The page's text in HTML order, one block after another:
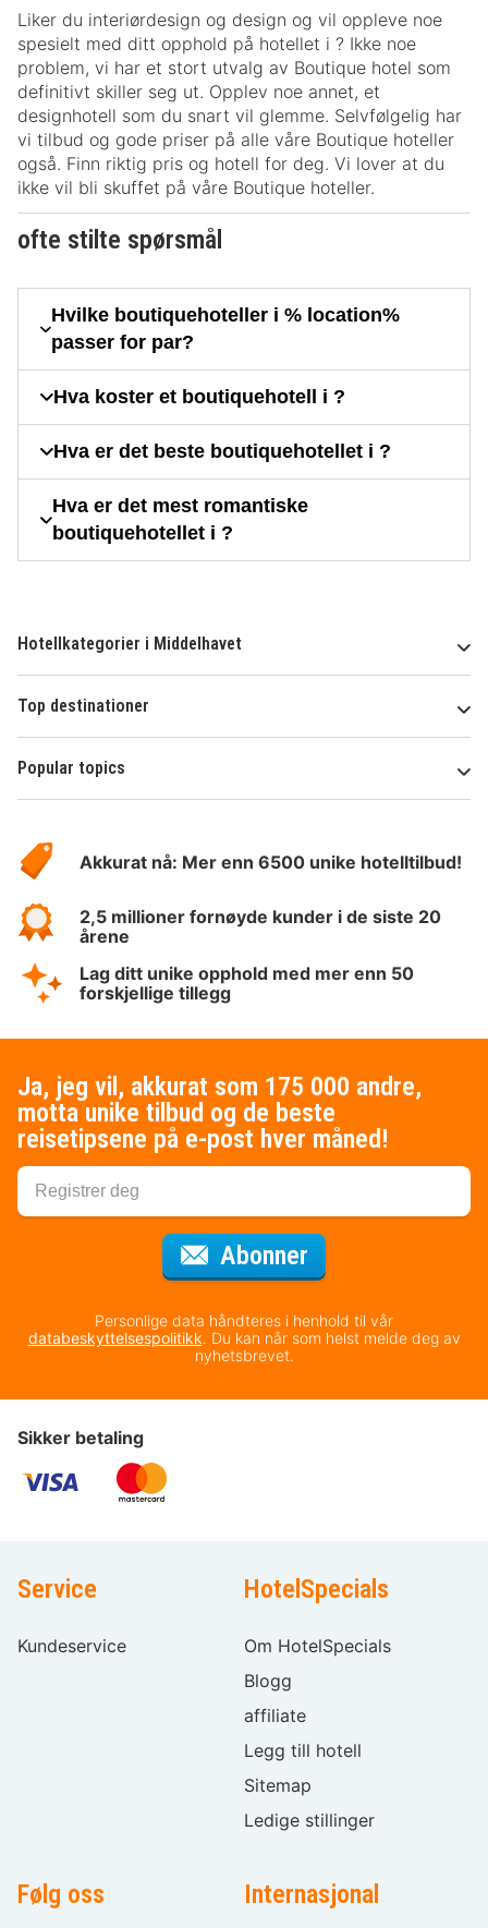
Liker du interiørdesign og design og vil oppleve noe
spesielt med ditt opphold på hotellet i ? Ikke noe
problem, vi har et stort utvalg av Boutique hotel som
definitivt skiller seg ut. Opplev noe annet, et
designhotell som du snart vil glemme. Selvfølgelig har
vi tilbud og gode priser på alle våre Boutique hoteller
også. Finn riktig pris og hotell for deg. Vi lover at du
ikke vil bli skuffet på våre Boutique hoteller.
ofte stilte spørsmål
Hvilke boutiquehoteller i % location%
passer for par?
Hva koster et boutiquehotell i ?
Hva er det beste boutiquehotellet i ?
Hva er det mest romantiske
boutiquehotellet i ?
Hotellkategorier i Middelhavet
Top destinationer
Popular topics
Hotelspecials
Akkurat nå: Mer enn 6500 unike hotelltilbud!
2,5 millioner fornøyde kunder i de siste 20
årene
Lag ditt unike opphold med mer enn 50
forskjellige tillegg
Ja, jeg vil, akkurat som 175 000 andre,
motta unike tilbud og de beste
reisetipsene på e-post hver måned!
Abonner
Personlige data håndteres i henhold til vår
databeskyttelsespolitikk. Du kan når som helst melde deg av
nyhetsbrevet.
Sikker betaling
Service
Kundeservice
HotelSpecials
Om HotelSpecials
Blogg
affiliate
Legg till hotell
Sitemap
Ledige stillinger
Følg oss Internasjonal